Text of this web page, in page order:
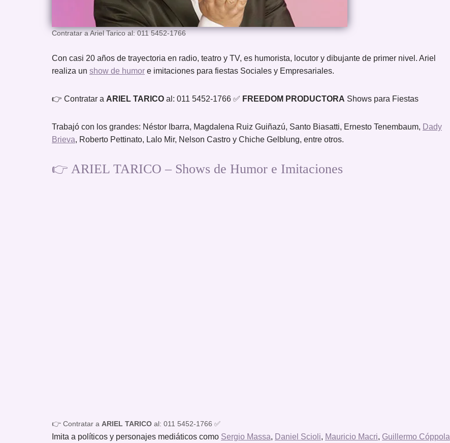
Contratar a Ariel Tarico al: 011 5452-1766
Con casi 20 años de trayectoria en radio, teatro y TV, es humorista, locutor y dibujante de primer nivel. Ariel
realiza un show de humor e imitaciones para fiestas Sociales y Empresariales.
👉 Contratar a ARIEL TARICO al: 011 5452-1766 ✅ FREEDOM PRODUCTORA Shows para Fiestas
Trabajó con los grandes: Néstor Ibarra, Magdalena Ruiz Guiñazú, Santo Biasatti, Ernesto Tenembaum, Dady
Brieva, Roberto Pettinato, Lalo Mir, Nelson Castro y Chiche Gelblung, entre otros.
👉 ARIEL TARICO – Shows de Humor e Imitaciones
👉 Contratar a ARIEL TARICO al: 011 5452-1766 ✅
Imita a políticos y personajes mediáticos como Sergio Massa, Daniel Scioli, Mauricio Macri, Guillermo Cóppola